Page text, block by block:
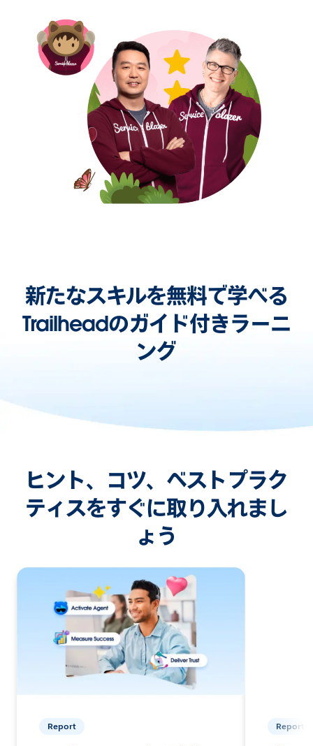
新たなスキルを無料で学べる
Trailheadのガイド付きラーニ
ング
ヒント、コツ、ベストプラク
ティスをすぐに取り入れまし
ょう
Report Report